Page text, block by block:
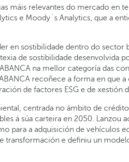
máis relevantes do mercado en
e Moody´s Analytics, que a
en sostibilidade dentro do sector
de sostibilidade desenvolvida
na mellor categoría das
recoñece a forma en que a
de factores ESG e de xestión
centrada no ámbito de
á súa carteira en 2050. Lanzou
para a adquisición de vehículos
transformación e definiu un